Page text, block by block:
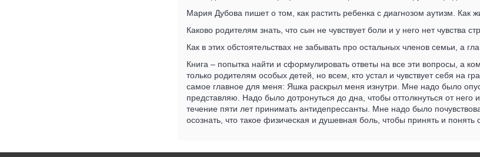
Мария Дубова пишет о том, как растить ребенка с диагнозом аутизм. Как
Каково родителям знать, что сын не чувствует боли и у него нет чувства
Как в этих обстоятельствах не забывать про остальных членов семьи, а
Книга – попытка найти и сформулировать ответы на все эти вопросы, а
только родителям особых детей, но всем, кто устал и чувствует себя на
самое главное для меня: Яшка раскрыл меня изнутри. Мне надо было
представляю. Надо было дотронуться до дна, чтобы оттолкнуться от
течение пяти лет принимать антидепрессанты. Мне надо было
осознать, что такое физическая и душевная боль, чтобы принять и понять